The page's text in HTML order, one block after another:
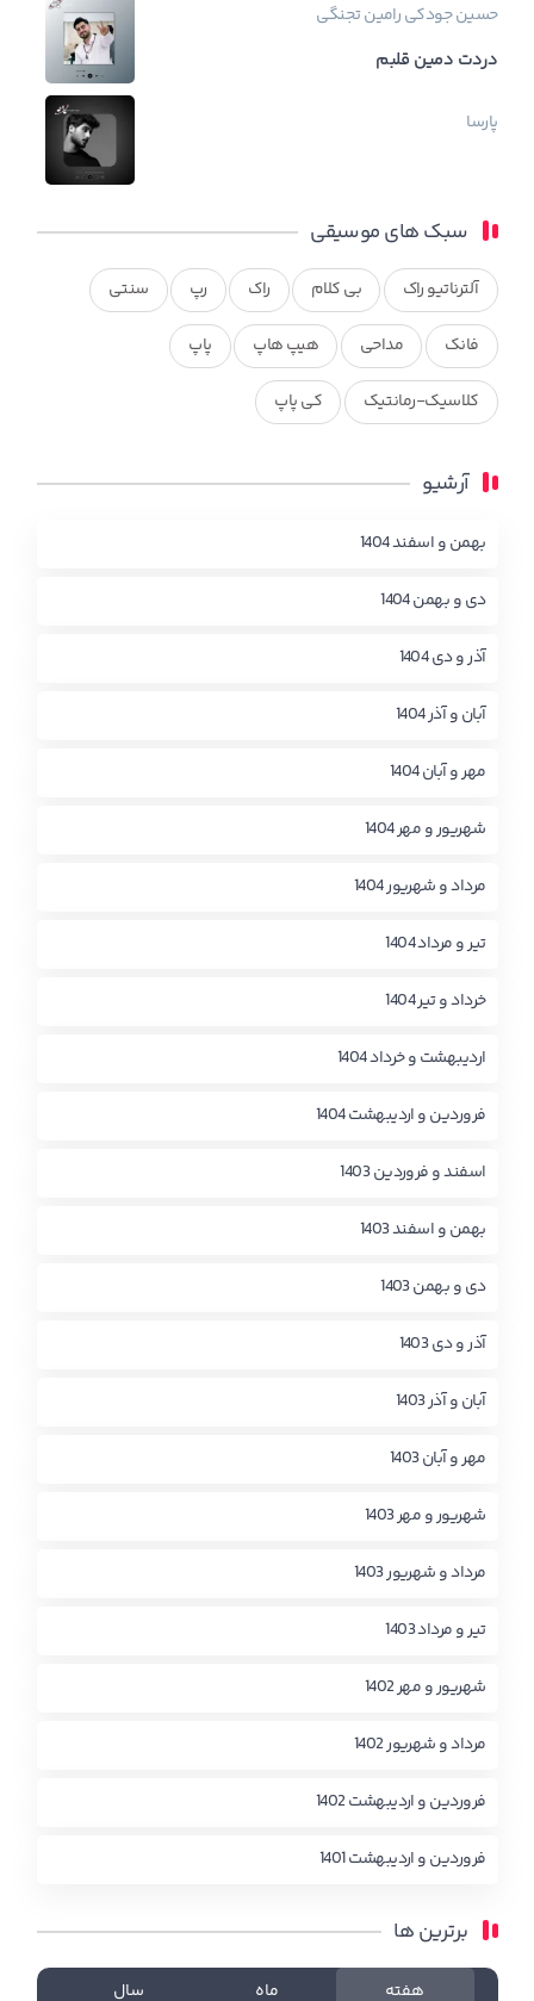
حسین جودکیرامین تجنگی
دردت دمین قلبم
پارسا
سبک های موسیقی
آلترناتیو راک بی کلام راک رپ سنتی
فانک مداحی هیپ هاپ پاپ
کلاسیک-رمانتیک کی پاپ
آرشیو
بهمن و اسفند 1404
دی و بهمن 1404
آذر و دی 1404
آبان و آذر 1404
مهر و آبان 1404
شهریور و مهر 1404
مرداد و شهریور 1404
تیر و مرداد 1404
خرداد و تیر 1404
اردیبهشت و خرداد 1404
فروردین و اردیبهشت 1404
اسفند و فروردین 1403
بهمن و اسفند 1403
دی و بهمن 1403
آذر و دی 1403
آبان و آذر 1403
مهر و آبان 1403
شهریور و مهر 1403
مرداد و شهریور 1403
تیر و مرداد 1403
شهریور و مهر 1402
مرداد و شهریور 1402
فروردین و اردیبهشت 1402
فروردین و اردیبهشت 1401
برترین ها
هفته ماه سال